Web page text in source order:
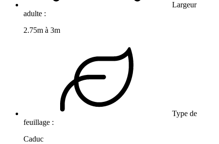
Largeur
adulte :
2.75m à 3m
Type de
feuillage :
Caduc